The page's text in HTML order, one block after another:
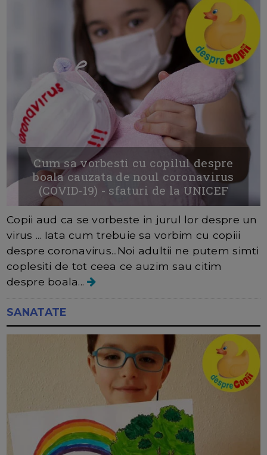
Cum sa vorbesti cu copilul despre
boala cauzata de noul coronavirus
(COVID-19) - sfaturi de la UNICEF
Copii aud ca se vorbeste in jurul lor despre un
virus ... Iata cum trebuie sa vorbim cu copiii
despre coronavirus...Noi adultii ne putem simti
coplesiti de tot ceea ce auzim sau citim
despre boala...
SANATATE